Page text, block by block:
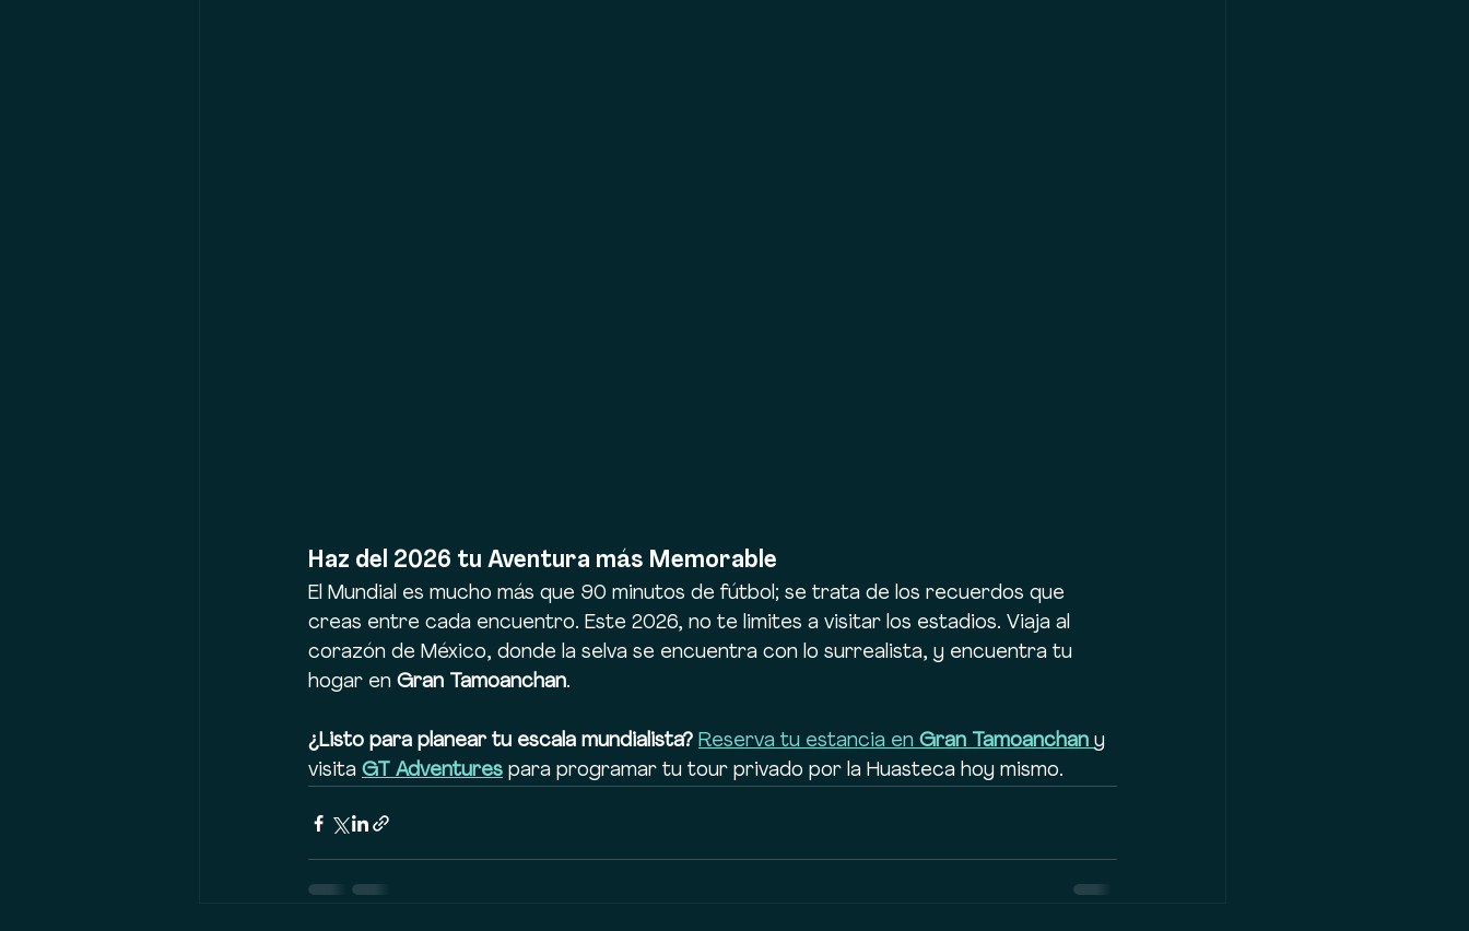
Haz del 2026 tu Aventura más Memorable
El Mundial es mucho más que 90 minutos de fútbol; se trata de los recuerdos que
creas entre cada encuentro. Este 2026, no te limites a visitar los estadios. Viaja al
corazón de México, donde la selva se encuentra con lo surrealista, y encuentra tu
hogar en Gran Tamoanchan.
¿Listo para planear tu escala mundialista? Reserva tu estancia en Gran Tamoanchan y
visita GT Adventures para programar tu tour privado por la Huasteca hoy mismo.